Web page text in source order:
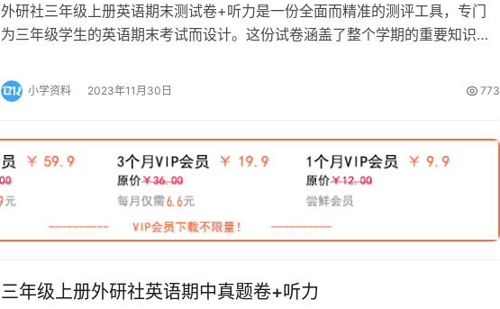
外研社三年级上册英语期末测试卷+听力是一份全面而精准的测评工具，专门
为三年级学生的英语期末考试而设计。这份试卷涵盖了整个学期的重要知识
小学资料 2023年11月30日 773
三年级上册外研社英语期中真题卷+听力